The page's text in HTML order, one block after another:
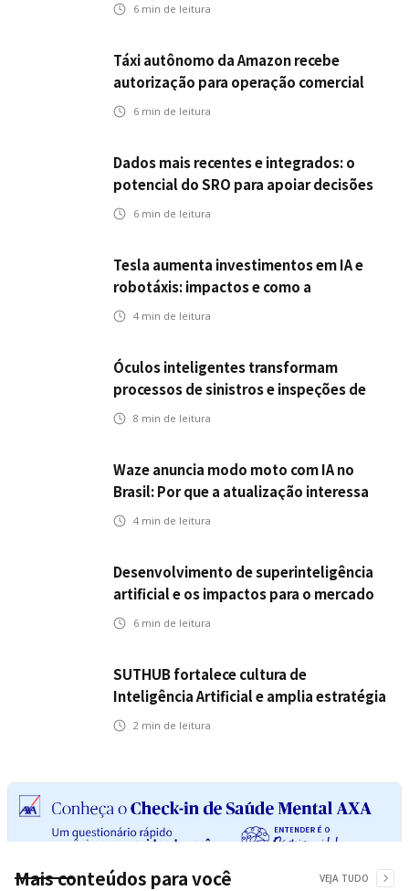
6 min de leitura
Táxi autônomo da Amazon recebe
autorização para operação comercial
nos EUA: como a circulação desses
6 min de leitura
Dados mais recentes e integrados: o
potencial do SRO para apoiar decisões
nas seguradoras
6 min de leitura
Tesla aumenta investimentos em IA e
robotáxis: impactos e como a
mobilidade autônoma transforma o
4 min de leitura
Óculos inteligentes transformam
processos de sinistros e inspeções de
seguros
8 min de leitura
Waze anuncia modo moto com IA no
Brasil: Por que a atualização interessa
ao mercado segurador?
4 min de leitura
Desenvolvimento de superinteligência
artificial e os impactos para o mercado
de seguros
6 min de leitura
SUTHUB fortalece cultura de
Inteligência Artificial e amplia estratégia
para toda a organização
2 min de leitura
Mais conteúdos para você VEJA TUDO